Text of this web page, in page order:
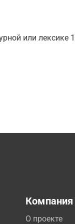
или лексике
Компания
О проекте